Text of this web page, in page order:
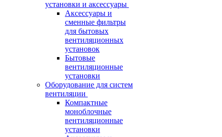
установки и аксессуары
Аксессуары и
сменные фильтры
для бытовых
вентиляционных
установок
Бытовые
вентиляционные
установки
Оборудование для систем
вентиляции
Компактные
моноблочные
вентиляционные
установки